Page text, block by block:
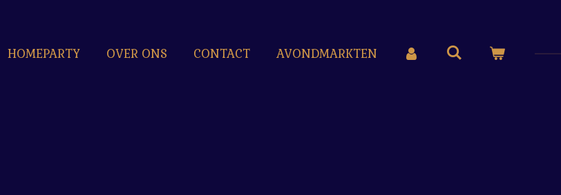
HOMEPARTY OVER ONS CONTACT AVONDMARKTEN